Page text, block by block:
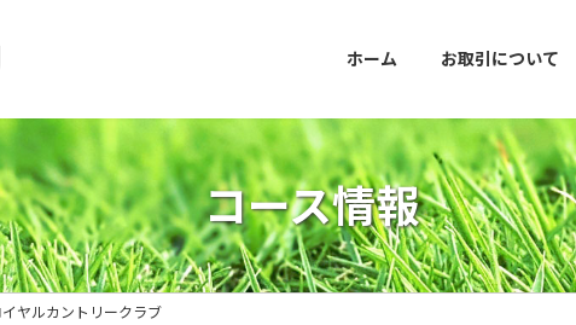
ホーム お取引について
コース情報
ヤルカントリークラブ